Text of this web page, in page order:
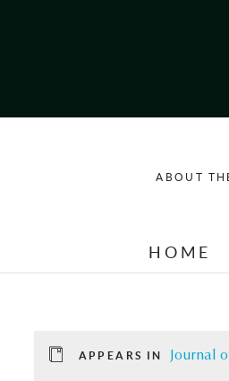
ABOUT
HOME
APPEARS IN Journal